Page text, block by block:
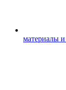
материалы